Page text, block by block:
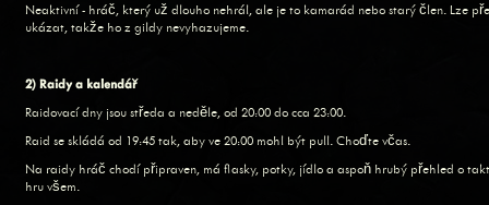
Neaktivní - hráč, který už dlouho nehrál, ale je to kamarád nebo starý člen. Lze
ukázat, takže ho z gildy nevyhazujeme.
2) Raidy a kalendář
Raidovací dny jsou středa a neděle, od 20:00 do cca 23:00.
Raid se skládá od 19:45 tak, aby ve 20:00 mohl být pull. Choďte včas.
Na raidy hráč chodí připraven, má flasky, potky, jídlo a aspoň hrubý přehled o
hru všem.